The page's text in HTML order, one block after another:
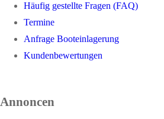
Häufig gestellte Fragen (FAQ)
Termine
Anfrage Booteinlagerung
Kundenbewertungen
Annoncen